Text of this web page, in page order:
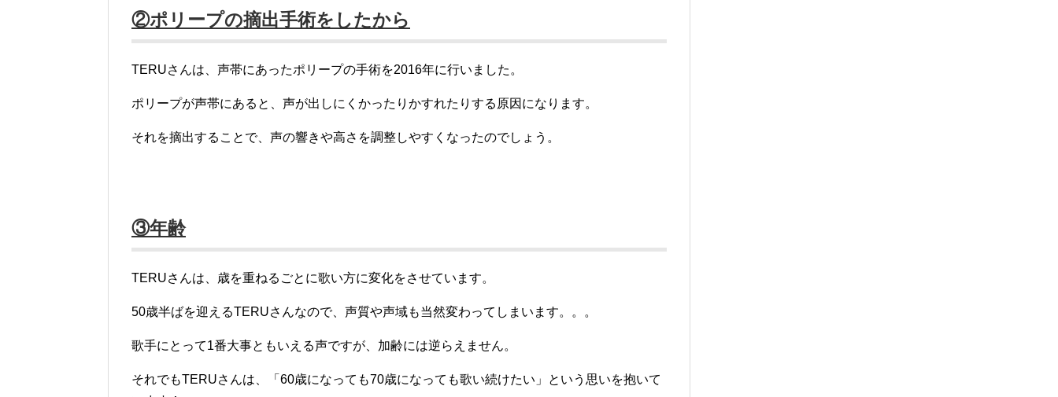
②ポリープの摘出手術をしたから
TERUさんは、声帯にあったポリープの手術を2016年に行いました。
ポリープが声帯にあると、声が出しにくかったりかすれたりする原因になります。
それを摘出することで、声の響きや高さを調整しやすくなったのでしょう。
③年齢
TERUさんは、歳を重ねるごとに歌い方に変化をさせています。
50歳半ばを迎えるTERUさんなので、声質や声域も当然変わってしまいます。。。
歌手にとって1番大事ともいえる声ですが、加齢には逆らえません。
それでもTERUさんは、「60歳になっても70歳になっても歌い続けたい」という思いを抱いて